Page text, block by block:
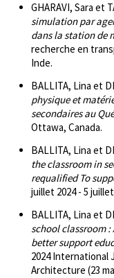
GHARAVI, Sara et
simulation par
dans la station de
recherche en
Inde.
BALLITA, Lina et
physique et
secondaires au
Ottawa, Canada.
BALLITA, Lina et
the classroom in
requalified To
juillet 2024 - 5
BALLITA, Lina et
school classroom
better support
2024 International
Architecture (23